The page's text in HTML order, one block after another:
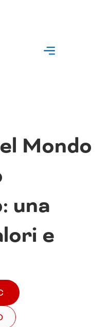
Mondo
una
e